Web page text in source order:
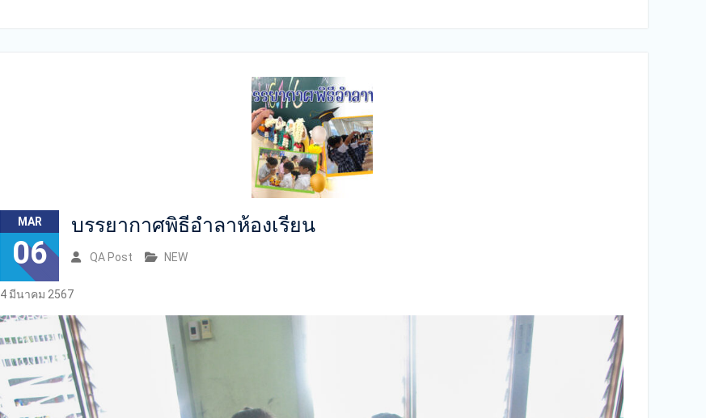
MAR
06
บรรยากาศพิธีอำลาห้องเรียน
QA Post NEW
4 มีนาคม 2567